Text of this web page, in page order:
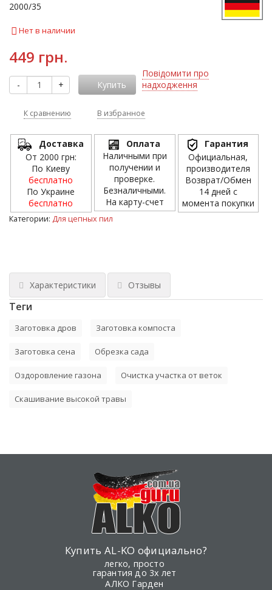
2000/35
Нет в наличии
449 грн.
- + Купить
Повідомити про
надходження
К сравнению В избранное
Доставка
От 2000 грн:
По Киеву
бесплатно
По Украине
бесплатно
Оплата
Наличными при
получении и
проверке.
Безналичными.
На карту-счет
Гарантия
Официальная,
производителя
Возврат/Обмен
14 дней с
момента покупки
Категории: Для цепных пил
Характеристики Отзывы
Теги
Заготовка дров Заготовка компоста
Заготовка сена Обрезка сада
Оздоровление газона Очистка участка от веток
Скашивание высокой травы
Купить AL-KO официально?
легко, просто
гарантия до 3х лет
АЛКО Гарден